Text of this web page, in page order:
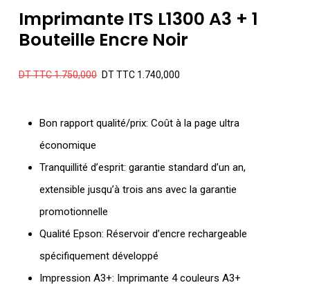
Imprimante ITS L1300 A3 + 1
Bouteille Encre Noir
DT TTC1.750,000 Le
était :
TTC 1.750,000.
DT TTC1.740,000Le
est :
TTC
Bon rapport qualité/prix: Coût à la page ultra
économique
Tranquillité d’esprit: garantie standard d’un an,
extensible jusqu’à trois ans avec la garantie
promotionnelle
Qualité Epson: Réservoir d’encre rechargeable
spécifiquement développé
Impression A3+: Imprimante 4 couleurs A3+